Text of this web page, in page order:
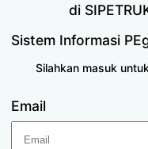
di
Sistem Informasi
Silahkan masuk
Email